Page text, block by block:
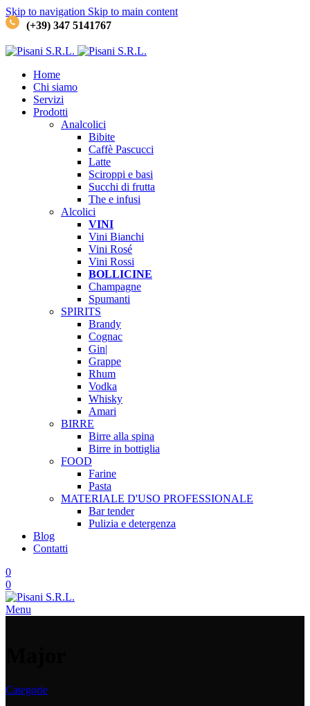
Skip to navigation Skip to main content
(+39) 347 5141767
Home
Chi siamo
Servizi
Prodotti
Analcolici
Bibite
Caffè Pascucci
Latte
Sciroppi e basi
Succhi di frutta
The e infusi
Alcolici
VINI
Vini Bianchi
Vini Rosé
Vini Rossi
BOLLICINE
Champagne
Spumanti
SPIRITS
Brandy
Cognac
Gin|
Grappe
Rhum
Vodka
Whisky
Amari
BIRRE
Birre alla spina
Birre in bottiglia
FOOD
Farine
Pasta
MATERIALE D'USO PROFESSIONALE
Bar tender
Pulizia e detergenza
Blog
Contatti
0
0
Menu
Categorie